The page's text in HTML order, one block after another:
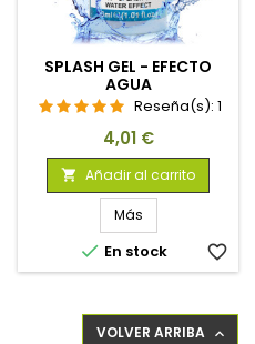
SPLASH GEL - EFECTO
AGUA
Reseña(s): 1
Precio
4,01 €
 Añadir al carrito
Más
 En stock favorite_border
VOLVER ARRIBA 